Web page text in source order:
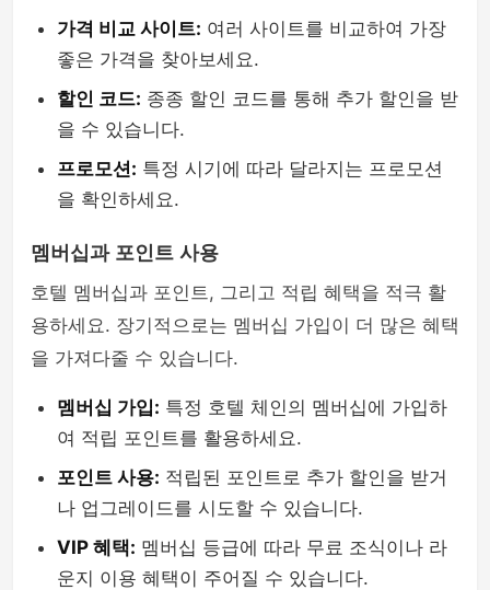
가격 비교 사이트: 여러 사이트를 비교하여 가장
좋은 가격을 찾아보세요.
할인 코드: 종종 할인 코드를 통해 추가 할인을 받
을 수 있습니다.
프로모션: 특정 시기에 따라 달라지는 프로모션
을 확인하세요.
멤버십과 포인트 사용
호텔 멤버십과 포인트, 그리고 적립 혜택을 적극 활
용하세요. 장기적으로는 멤버십 가입이 더 많은 혜택
을 가져다줄 수 있습니다.
멤버십 가입: 특정 호텔 체인의 멤버십에 가입하
여 적립 포인트를 활용하세요.
포인트 사용: 적립된 포인트로 추가 할인을 받거
나 업그레이드를 시도할 수 있습니다.
VIP 혜택: 멤버십 등급에 따라 무료 조식이나 라
운지 이용 혜택이 주어질 수 있습니다.